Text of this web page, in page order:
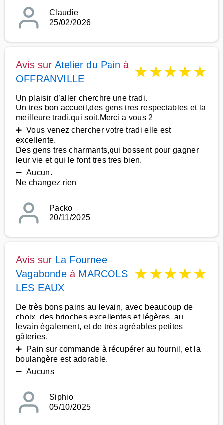
Claudie
25/02/2026
Avis sur Atelier du Pain à
OFFRANVILLE
★★★★★
Un plaisir d’aller cherchre une tradi.
Un tres bon accueil,des gens tres respectables et la
meilleure tradi.qui soit.Merci a vous 2
➕ Vous venez chercher votre tradi elle est
excellente.
Des gens tres charmants,qui bossent pour gagner
leur vie et qui le font tres tres bien.
➖ Aucun.
Ne changez rien
Packo
20/11/2025
Avis sur La Fournee
Vagabondeà MARCOLS
LES EAUX
★★★★★
De très bons pains au levain, avec beaucoup de
choix, des brioches excellentes et légères, au
levain également, et de très agréables petites
gâteries.
➕ Pain sur commande à récupérer au fournil, et la
boulangère est adorable.
➖ Aucuns
Siphio
05/10/2025